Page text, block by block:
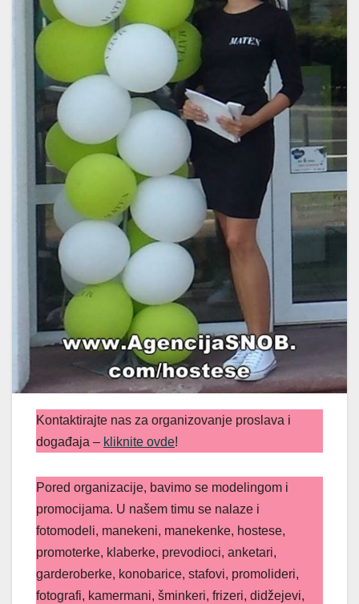
Kontaktirajte nas za organizovanje proslava i
događaja – kliknite ovde!
Pored organizacije, bavimo se modelingom i
promocijama. U našem timu se nalaze i
fotomodeli, manekeni, manekenke, hostese,
promoterke, klaberke, prevodioci, anketari,
garderoberke, konobarice, stafovi, promolideri,
fotografi, kamermani, šminkeri, frizeri, didžejevi,